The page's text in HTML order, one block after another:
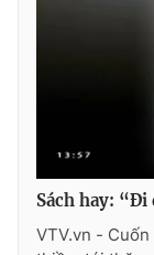
Giấy phép hoạt
Tổng Biên tập:
Phó Tổng Biên
Nguyễn Trọng Ninh
Tổng đài VTV:
Sách hay: “Đi
VTV.vn -